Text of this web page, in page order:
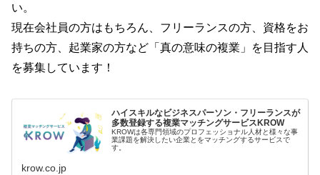
い。
現在会社員の方はもちろん、フリーランスの方、資格をお
持ちの方、起業家の方など「真の意味の複業」を目指す人
を募集しています！
ハイスキルなビジネスパーソン・フリーランスが
多数登録する複業マッチングサービスKROW
KROWは各専門領域のプロフェッショナル人材と様々な事
業課題を解決したい企業とをマッチングするサービスで
す。
krow.co.jp